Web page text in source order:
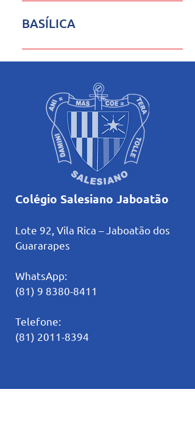
2129.5960
informações
BASÍLICA
2129.5940
Mais informações
Colégio Salesiano Jaboatão
Lote 92, Vila Rica – Jaboatão dos
Guararapes
WhatsApp:
(81) 9 8380-8411
Telefone:
(81) 2011-8394
Principais Links